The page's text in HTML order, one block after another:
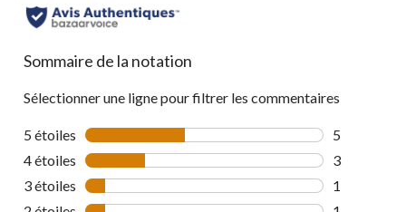
Sommaire de la notation
Sélectionner une ligne pour filtrer les commentaires
5 étoiles étoiles
5
4 étoiles étoiles
3
3 étoiles étoiles
1